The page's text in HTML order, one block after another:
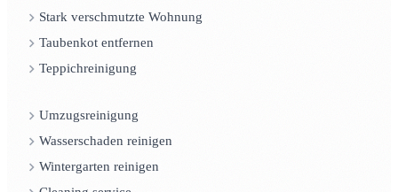
Stark verschmutzte Wohnung
Taubenkot entfernen
Teppichreinigung
Umzugsreinigung
Wasserschaden reinigen
Wintergarten reinigen